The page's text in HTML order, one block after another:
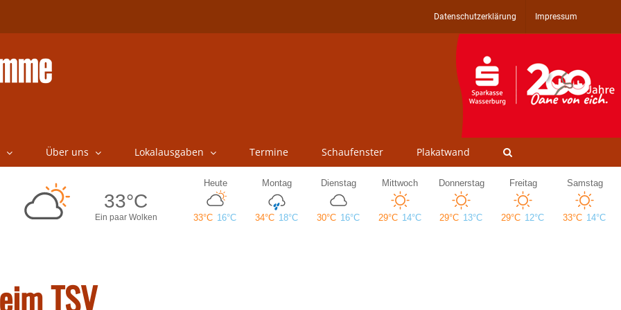
Datenschutzerklärung Impressum
Über uns Lokalausgaben Termine Schaufenster Plakatwand
TSV